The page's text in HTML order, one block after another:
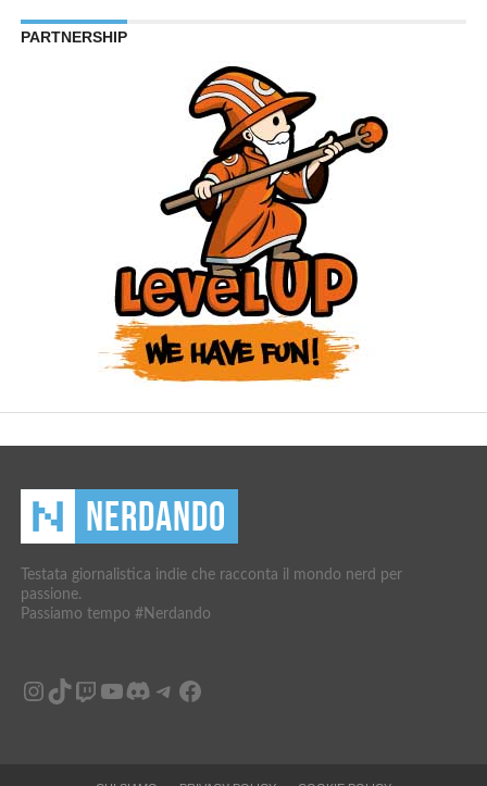
PARTNERSHIP
Testata giornalistica indie che racconta il mondo nerd per
passione.
Passiamo tempo #Nerdando
Instagram
TikTok
Twitch
YouTube
Discord
Telegram
Facebook